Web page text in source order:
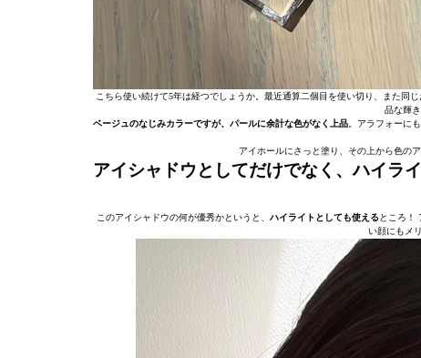
こちら使い続けて5年は経つでしょうか。最近通算二個目を使い切り、また同じ
品な輝
ベージュのなじみカラーですが、パールに余計な色がなく上品 。アラフォーに
アイホールにさっと塗り、その上から色の
アイシャドウとしてだけでなく、ハイラ
このアイシャドウの何が優秀かというと、 ハイライトとしても使える ところ！
い顔にもメ